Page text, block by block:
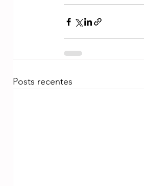
Posts recentes